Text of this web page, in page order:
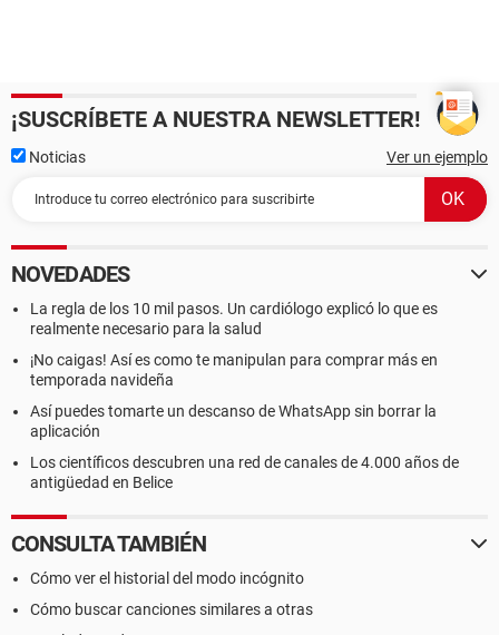
¡SUSCRÍBETE A NUESTRA NEWSLETTER!
Noticias Ver un ejemplo
NOVEDADES
La regla de los 10 mil pasos. Un cardiólogo explicó lo que es
realmente necesario para la salud
¡No caigas! Así es como te manipulan para comprar más en
temporada navideña
Así puedes tomarte un descanso de WhatsApp sin borrar la
aplicación
Los científicos descubren una red de canales de 4.000 años de
antigüedad en Belice
CONSULTA TAMBIÉN
Cómo ver el historial del modo incógnito
Cómo buscar canciones similares a otras